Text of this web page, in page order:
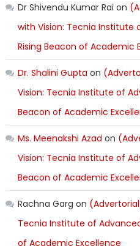
Dr Shivendu Kumar Rai on
with Vision: Tecnia Institute
Rising Beacon of Academic
Dr. Shalini Gupta on
Vision: Tecnia Institute of
Beacon of Academic
Ms. Meenakshi Azad on
Vision: Tecnia Institute of
Beacon of Academic
Rachna Garg on
Tecnia Institute of
of Academic Excellence